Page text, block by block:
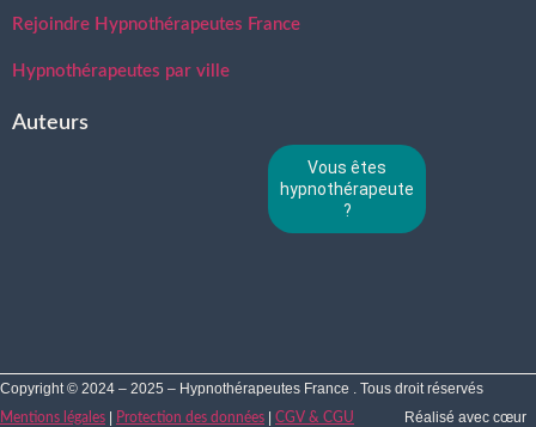
Rejoindre Hypnothérapeutes France
Hypnothérapeutes par ville
Auteurs
Vous êtes
hypnothérapeute
?
Copyright © 2024 – 2025 – Hypnothérapeutes France . Tous droit réservés
Mentions légales | Protection des données | CGV & CGU
Réalisé avec cœur